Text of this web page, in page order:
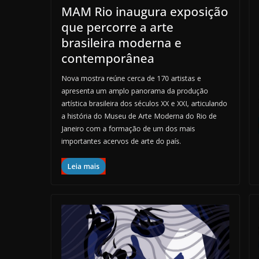
MAM Rio inaugura exposição
que percorre a arte
brasileira moderna e
contemporânea
Nova mostra reúne cerca de 170 artistas e
apresenta um amplo panorama da produção
artística brasileira dos séculos XX e XXI, articulando
a história do Museu de Arte Moderna do Rio de
Janeiro com a formação de um dos mais
importantes acervos de arte do país.
Leia mais